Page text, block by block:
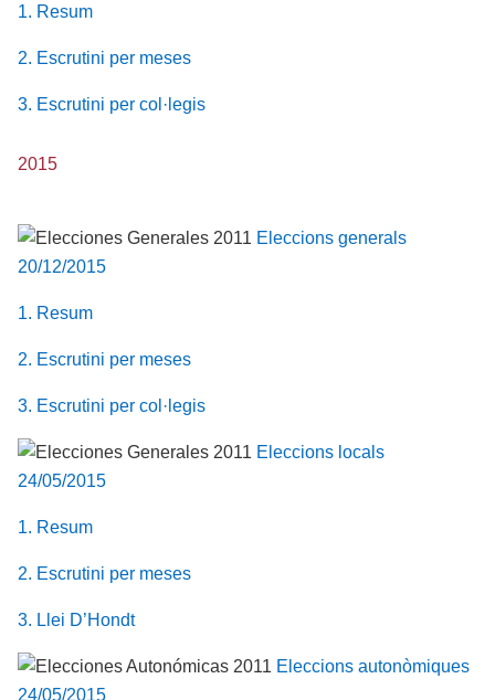
1. Resum
2. Escrutini per meses
3. Escrutini per col·legis
2015
Eleccions generals
20/12/2015
1. Resum
2. Escrutini per meses
3. Escrutini per col·legis
Eleccions locals
24/05/2015
1. Resum
2. Escrutini per meses
3. Llei D’Hondt
Eleccions autonòmiques
24/05/2015